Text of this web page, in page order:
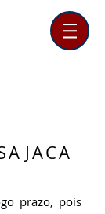
prazo, pois